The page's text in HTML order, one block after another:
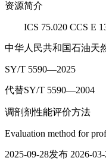
资源简介
ICS 75.020 CCS E
中华人民共和国石油天
SY/T 5590—2025
代替SY/T 5590—2004
调剖剂性能评价方法
Evaluation method for
2025-09-28发布 2026-